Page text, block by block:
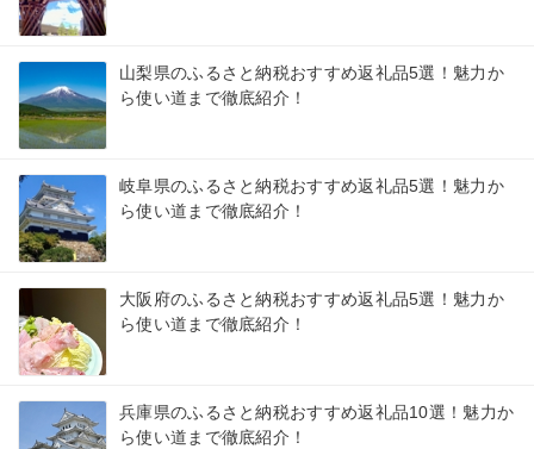
山梨県のふるさと納税おすすめ返礼品5選！魅力か
ら使い道まで徹底紹介！
岐阜県のふるさと納税おすすめ返礼品5選！魅力か
ら使い道まで徹底紹介！
大阪府のふるさと納税おすすめ返礼品5選！魅力か
ら使い道まで徹底紹介！
兵庫県のふるさと納税おすすめ返礼品10選！魅力か
ら使い道まで徹底紹介！